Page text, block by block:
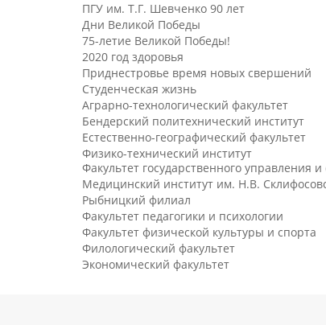
ПГУ им. Т.Г. Шевченко 90 лет
Дни Великой Победы
75-летие Великой Победы!
2020 год здоровья
Приднестровье время новых свершений
Студенческая жизнь
Аграрно-технологический факультет
Бендерский политехнический институт
Естественно-географический факультет
Физико-технический институт
Факультет государственного управления
Медицинский институт им. Н.В.
Рыбницкий филиал
Факультет педагогики и психологии
Факультет физической культуры и спорта
Филологический факультет
Экономический факультет